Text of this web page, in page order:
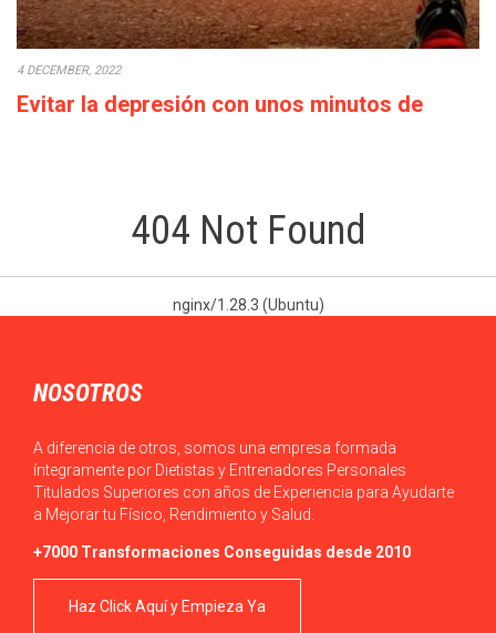
4 DECEMBER, 2022
Evitar la depresión con unos minutos de
404 Not Found
nginx/1.28.3 (Ubuntu)
NOSOTROS
A diferencia de otros, somos una empresa formada
íntegramente por Dietistas y Entrenadores Personales
Titulados Superiores con años de Experiencia para Ayudarte
a Mejorar tu Físico, Rendimiento y Salud.
+7000 Transformaciones Conseguidas desde 2010
Haz Click Aquí y Empieza Ya